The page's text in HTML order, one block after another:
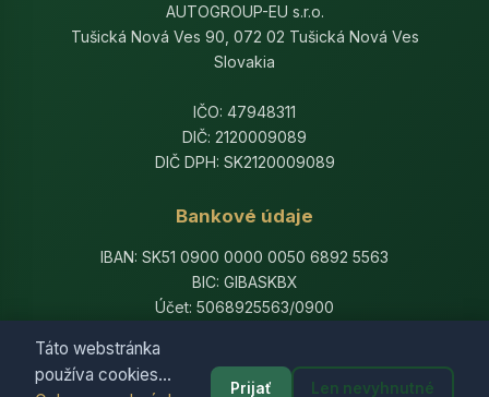
Táto webstránka
používa cookies...
Prijať Len nevyhnutné
AUTOGROUP-EU s.r.o.
Tušická Nová Ves 90, 072 02 Tušická Nová Ves
Slovakia
IČO: 47948311
DIČ: 2120009089
DIČ DPH: SK2120009089
Bankové údaje
IBAN: SK51 0900 0000 0050 6892 5563
BIC: GIBASKBX
Účet: 5068925563/0900